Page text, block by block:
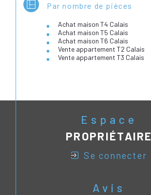
Par nombre de pièces
Achat maison T4 Calais
Achat maison T5 Calais
Achat maison T6 Calais
Vente appartement T2 Calais
Vente appartement T3 Calais
Espace
PROPRIÉTAIRE
se connecter
Avis